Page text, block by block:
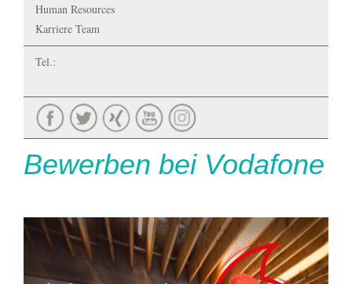
Human Resources
Karriere Team
Tel.:
Bewerben bei Vodafone